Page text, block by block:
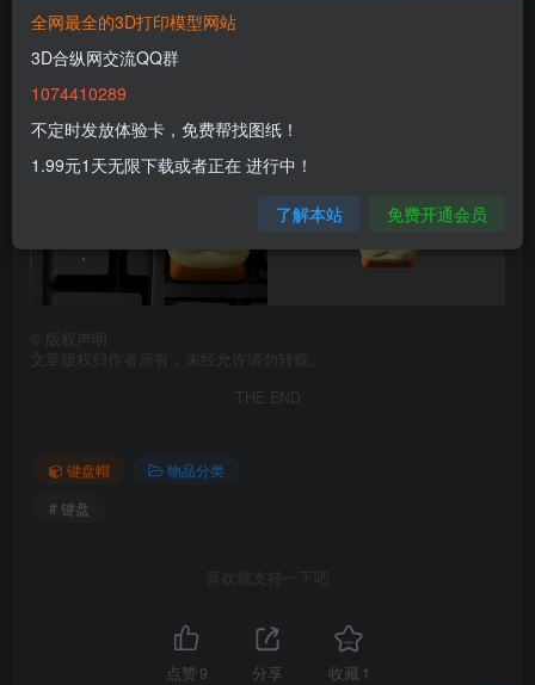
版权声明
文章版权归作者所有，未经允许请勿转载。
THE END
键盘帽
物品分类
# 键盘
喜欢就支持一下吧
点赞 9 分享 收藏 1
全网最全的3D打印模型网站
3D合纵网交流QQ群
1074410289
不定时发放体验卡，免费帮找图纸！
1.99元1天无限下载或者正在 进行中！
了解本站 免费开通会员